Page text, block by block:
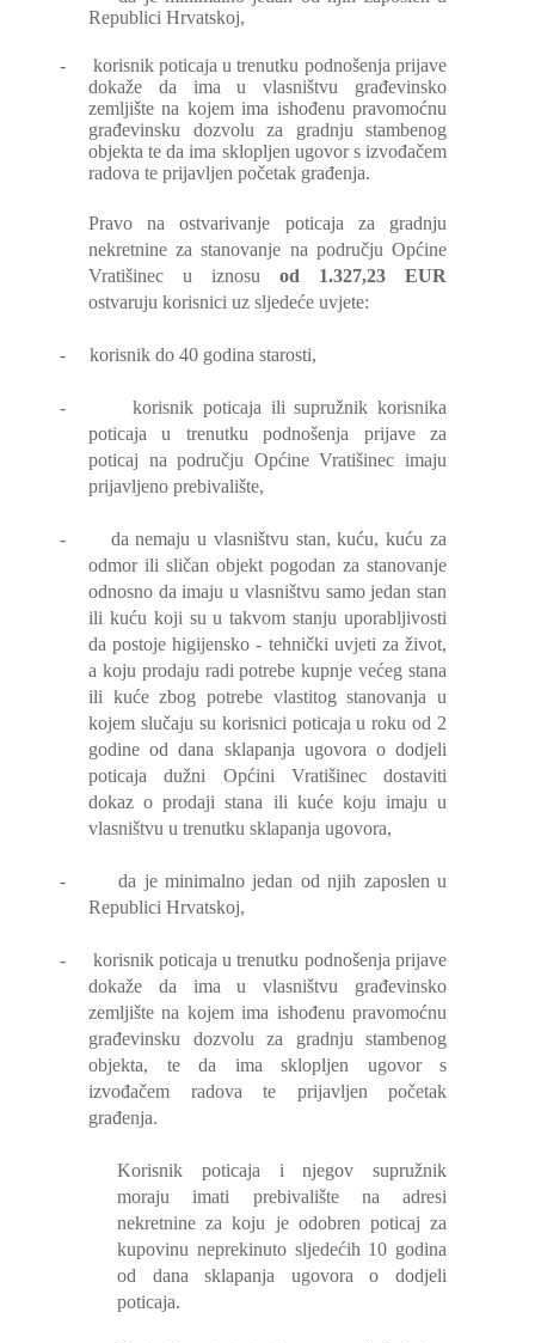
Republici Hrvatskoj,
-
korisnik poticaja u trenutku podnošenja prijave
dokaže da ima u vlasništvu građevinsko
zemljište na kojem ima ishođenu pravomoćnu
građevinsku dozvolu za gradnju stambenog
objekta te da ima sklopljen ugovor s izvođačem
radova te prijavljen početak građenja.
Pravo na ostvarivanje poticaja za gradnju
nekretnine za stanovanje na području Općine
Vratišinec u iznosu od 1.327,23 EUR
ostvaruju korisnici uz sljedeće uvjete:
- korisnik do 40 godina starosti,
-
korisnik poticaja ili supružnik korisnika
poticaja u trenutku podnošenja prijave za
poticaj na području Općine Vratišinec imaju
prijavljeno prebivalište,
-
da nemaju u vlasništvu stan, kuću, kuću za
odmor ili sličan objekt pogodan za stanovanje
odnosno da imaju u vlasništvu samo jedan stan
ili kuću koji su u takvom stanju uporabljivosti
da postoje higijensko - tehnički uvjeti za život,
a koju prodaju radi potrebe kupnje većeg stana
ili kuće zbog potrebe vlastitog stanovanja u
kojem slučaju su korisnici poticaja u roku od 2
godine od dana sklapanja ugovora o dodjeli
poticaja dužni Općini Vratišinec dostaviti
dokaz o prodaji stana ili kuće koju imaju u
vlasništvu u trenutku sklapanja ugovora,
-
da je minimalno jedan od njih zaposlen u
Republici Hrvatskoj,
-
korisnik poticaja u trenutku podnošenja prijave
dokaže da ima u vlasništvu građevinsko
zemljište na kojem ima ishođenu pravomoćnu
građevinsku dozvolu za gradnju stambenog
objekta, te da ima sklopljen ugovor s
izvođačem radova te prijavljen početak
građenja.
Korisnik poticaja i njegov supružnik
moraju imati prebivalište na adresi
nekretnine za koju je odobren poticaj za
kupovinu neprekinuto sljedećih 10 godina
od dana sklapanja ugovora o dodjeli
poticaja.